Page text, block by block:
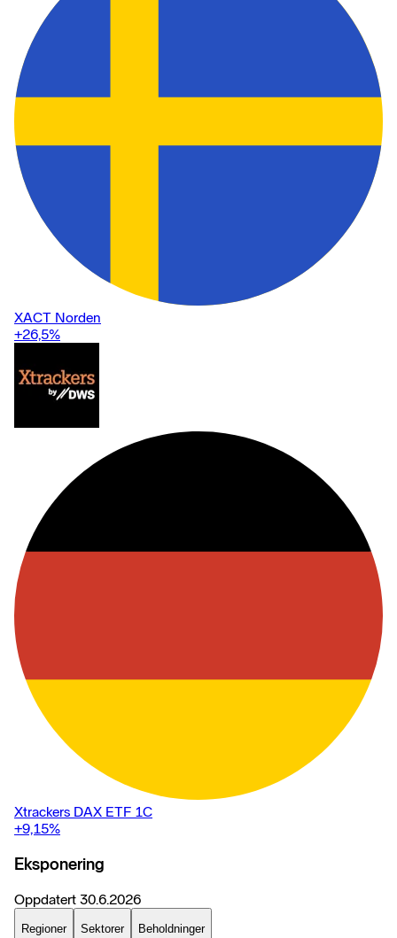
XACT Norden
+26,5%
Xtrackers DAX ETF 1C
+9,15%
Eksponering
Oppdatert 30.6.2026
Regioner Sektorer Beholdninger